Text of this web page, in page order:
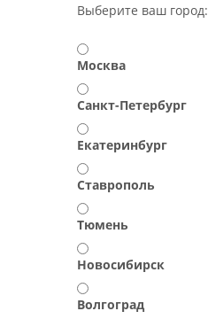
Выберите ваш город:
Москва
Санкт-Петербург
Екатеринбург
Ставрополь
Тюмень
Новосибирск
Волгоград